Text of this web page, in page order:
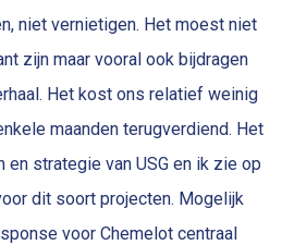
niet vernietigen. Het moest niet
zijn maar vooral ook bijdragen
Het kost ons relatief weinig
maanden terugverdiend. Het
strategie van USG en ik zie op
dit soort projecten. Mogelijk
voor Chemelot centraal